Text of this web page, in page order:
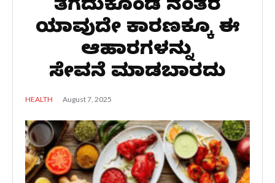
ತೆಗೆದುಕೊಂಡ ನಂತರ
ಯಾವುದೇ ಕಾರಣಕ್ಕೂ ಈ
ಆಹಾರಗಳನ್ನು
ಸೇವನೆ ಮಾಡಬಾರದು
HEALTH August 7, 2025